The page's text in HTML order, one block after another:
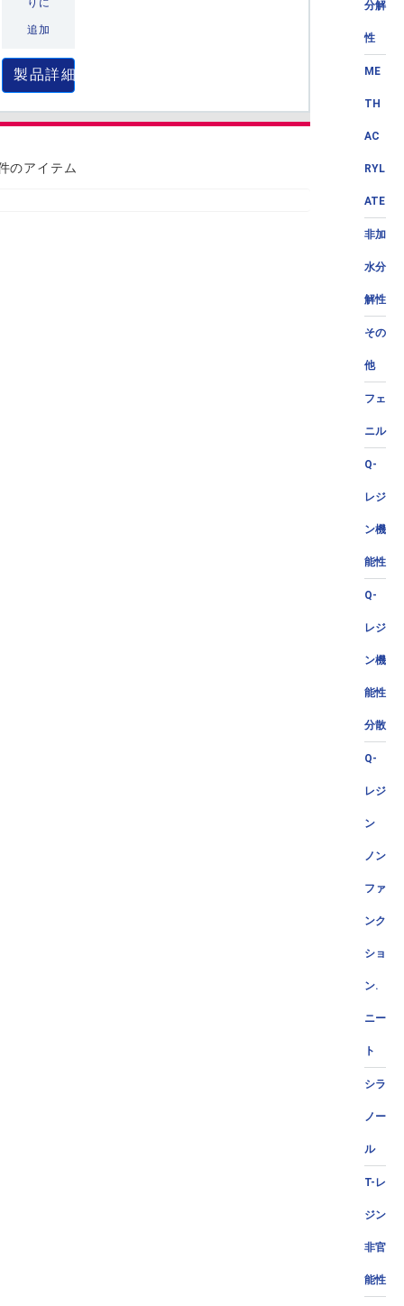
分解
性
ME
TH
AC
RYL
ATE
非加
水分
解性
その
他
フェ
ニル
Q-
レジ
ン機
能性
Q-
レジ
ン機
能性
分散
Q-
レジ
ン
ノン
ファ
ンク
ショ
ン.
ニー
ト
シラ
ノー
ル
T-レ
ジン
非官
能性
りに
追加
製品詳細
のアイテム